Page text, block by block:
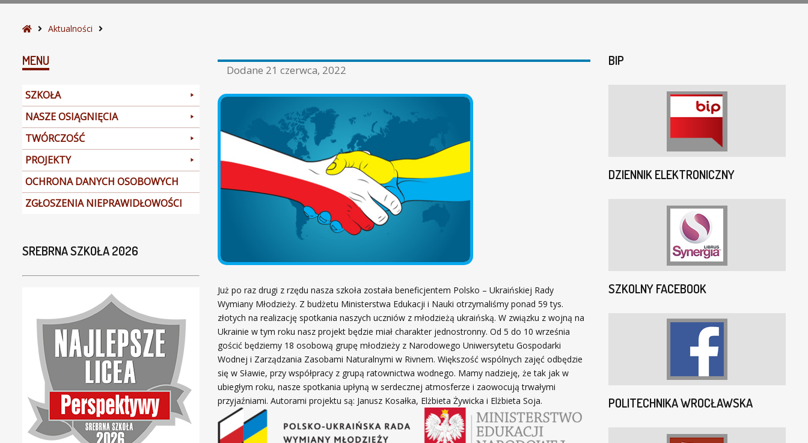
S
r
o
a
g
ó
w
n
a
Aktualności
Dodane 21 czerwca, 2022
Już po raz drugi z rzędu nasza szkoła została beneficjentem Polsko – Ukraińskiej Rady
Wymiany Młodzieży. Z budżetu Ministerstwa Edukacji i Nauki otrzymaliśmy ponad 59 tys.
złotych na realizację spotkania naszych uczniów z młodzieżą ukraińską. W związku z wojną na
Ukrainie w tym roku nasz projekt będzie miał charakter jednostronny. Od 5 do 10 września
gościć będziemy 18 osobową grupę młodzieży z Narodowego Uniwersytetu Gospodarki
Wodnej i Zarządzania Zasobami Naturalnymi w Rivnem. Większość wspólnych zajęć odbędzie
się w Sławie, przy współpracy z grupą ratownictwa wodnego. Mamy nadzieję, że tak jak w
ubiegłym roku, nasze spotkania upłyną w serdecznej atmosferze i zaowocują trwałymi
przyjaźniami. Autorami projektu są: Janusz Kosałka, Elżbieta Żywicka i Elżbieta Soja.
MENU
SZKOŁA
NASZE OSIĄGNIĘCIA
TWÓRCZOŚĆ
PROJEKTY
OCHRONA DANYCH OSOBOWYCH
ZGŁOSZENIA NIEPRAWIDŁOWOŚCI
SREBRNA SZKOŁA 2026
BIP
DZIENNIK ELEKTRONICZNY
SZKOLNY FACEBOOK
POLITECHNIKA WROCŁAWSKA